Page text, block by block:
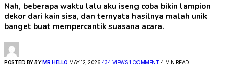
Nah, beberapa waktu lalu aku iseng coba bikin lampion
dekor dari kain sisa, dan ternyata hasilnya malah unik
banget buat mempercantik suasana acara.
POSTED BY BYMR HELLO MAY 12, 2026 434 VIEWS 1 COMMENT4 MIN READ